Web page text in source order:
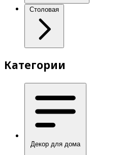
Столовая
Категории
Декор для дома